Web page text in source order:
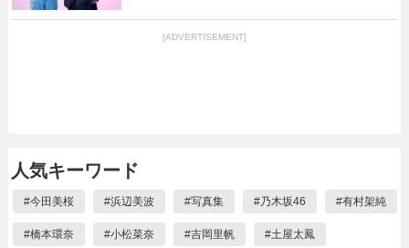
[ADVERTISEMENT]
人気キーワード
#今田美桜 #浜辺美波 #写真集 #乃木坂46 #有村架純
#橋本環奈 #小松菜奈 #吉岡里帆 #土屋太鳳